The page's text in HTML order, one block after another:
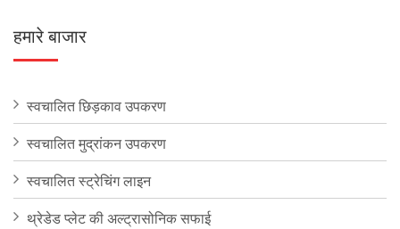
हमारे बाजार
स्वचालित छिड़काव उपकरण
स्वचालित मुद्रांकन उपकरण
स्वचालित स्ट्रेचिंग लाइन
थ्रेडेड प्लेट की अल्ट्रासोनिक सफाई